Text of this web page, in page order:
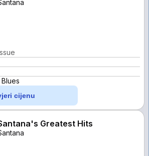
cijenu
Greatest Hits